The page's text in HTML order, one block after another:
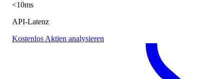
<10ms
API-Latenz
Kostenlos Aktien analysieren